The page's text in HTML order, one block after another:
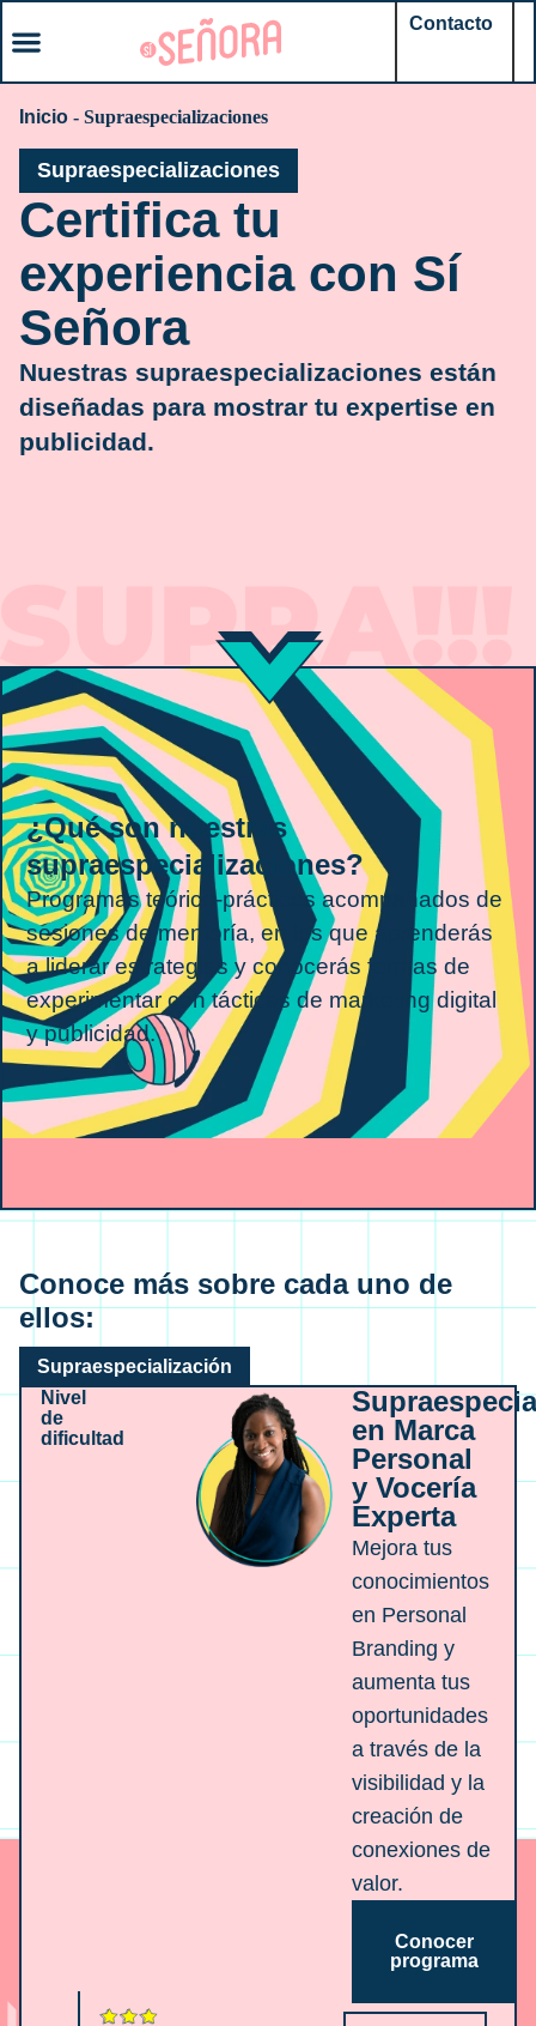
Contacto
Inicio - Supraespecializaciones
Supraespecializaciones
Certifica tu
experiencia con Sí
Señora
Nuestras supraespecializaciones están
diseñadas para mostrar tu expertise en
publicidad.
¿Qué son nuestras
supraespecializaciones?
Programas teórico-prácticos acompañados de
sesiones de mentoría, en los que aprenderás
a liderar estrategias y conocerás formas de
experimentar con tácticas de marketing digital
y publicidad.
Conoce más sobre cada uno de
ellos:
Supraespecialización
Nivel
de
dificultad
en Marca
Personal
y Vocería
Experta
Mejora tus
conocimientos
en Personal
Branding y
aumenta tus
oportunidades
a través de la
visibilidad y la
creación de
conexiones de
valor.
Conocer
programa